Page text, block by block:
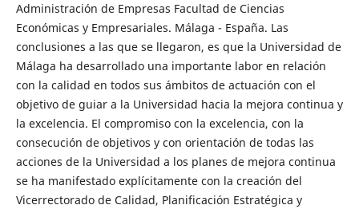
Administración de Empresas Facultad de Ciencias
Económicas y Empresariales. Málaga - España. Las
conclusiones a las que se llegaron, es que la Universidad de
Málaga ha desarrollado una importante labor en relación
con la calidad en todos sus ámbitos de actuación con el
objetivo de guiar a la Universidad hacia la mejora continua y
la excelencia. El compromiso con la excelencia, con la
consecución de objetivos y con orientación de todas las
acciones de la Universidad a los planes de mejora continua
se ha manifestado explícitamente con la creación del
Vicerrectorado de Calidad, Planificación Estratégica y